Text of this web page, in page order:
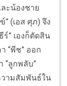
ะน้องชาย
” (เอส ศุภ) จึง
ร์” เองก็ตัดสิน
“พีช” ออก
“ลูกพลับ”
ามสัมพันธ์ใน